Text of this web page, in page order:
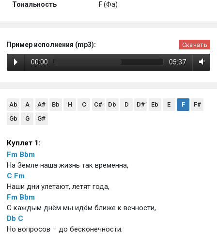
Тональность F (Фа)
Пример исполнения (mp3): Скачать
00:00 05:37
Ab A A# Bb H C C# Db D D# Eb E F
F#
Gb
G G#
Куплет 1:
Fm Bbm
На Земле наша жизнь так временна,
C Fm
Наши дни улетают, летят года,
Fm Bbm
С каждым днём мы идём ближе к вечности,
Db C
Но вопросов – до бесконечности.